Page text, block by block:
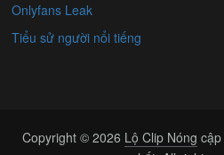
Onlyfans Leak
Tiểu sử người nổi tiếng
Copyright © 2026 Lộ Clip Nóng